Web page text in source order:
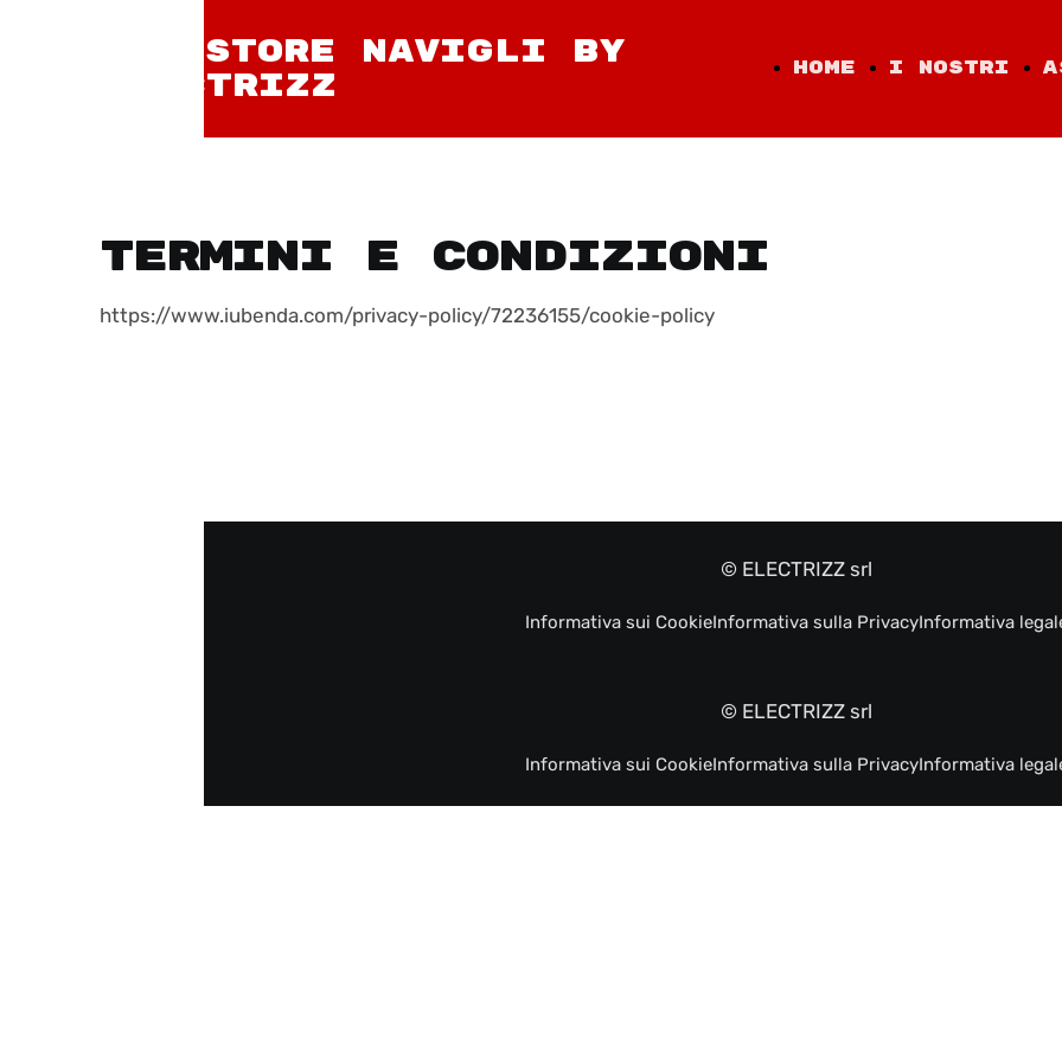
Home I nostri
© ELECTRIZZ srl
NIU STORE NAVIGLI BY
ELECTRIZZ
Informativa sui CookieInformativa sulla PrivacyInformativa
Termini e condizioni
https://www.iubenda.com/privacy-policy/72236155/cookie-policy
© ELECTRIZZ srl
Informativa sui CookieInformativa sulla PrivacyInformativa